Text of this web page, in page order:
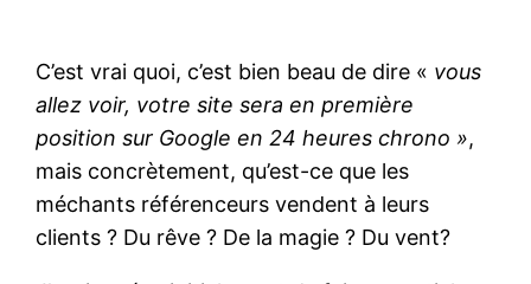
C’est vrai quoi, c’est bien beau de dire « vous
allez voir, votre site sera en première
position sur Google en 24 heures chrono »,
mais concrètement, qu’est-ce que les
méchants référenceurs vendent à leurs
clients ? Du rêve ? De la magie ? Du vent?